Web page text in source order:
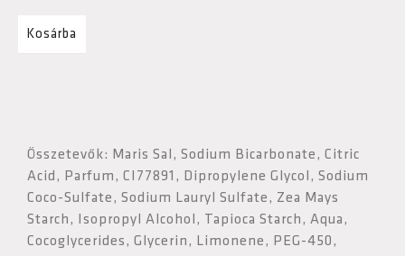
Kosárba
Összetevők: Maris Sal, Sodium Bicarbonate, Citric
Acid, Parfum, CI77891, Dipropylene Glycol, Sodium
Coco-Sulfate, Sodium Lauryl Sulfate, Zea Mays
Starch, Isopropyl Alcohol, Tapioca Starch, Aqua,
Cocoglycerides, Glycerin, Limonene, PEG-450,